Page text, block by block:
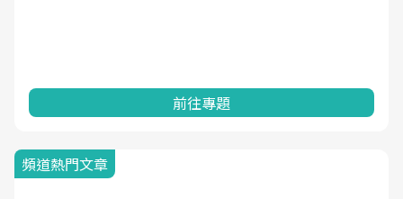
前往專題
頻道熱門文章